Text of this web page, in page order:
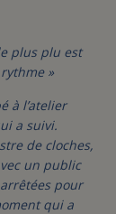
plus plu est
»
à l’atelier
a suivi.
de cloches,
un public
pour
qui a